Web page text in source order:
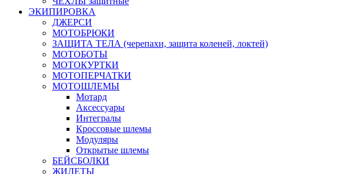
ЭКИПИРОВКА
ДЖЕРСИ
МОТОБРЮКИ
ЗАЩИТА ТЕЛА (черепахи, защита коленей, локтей)
МОТОБОТЫ
МОТОКУРТКИ
МОТОПЕРЧАТКИ
МОТОШЛЕМЫ
Мотард
Аксессуары
Интегралы
Кроссовые шлемы
Модуляры
Открытые шлемы
БЕЙСБОЛКИ
ЖИЛЕТЫ